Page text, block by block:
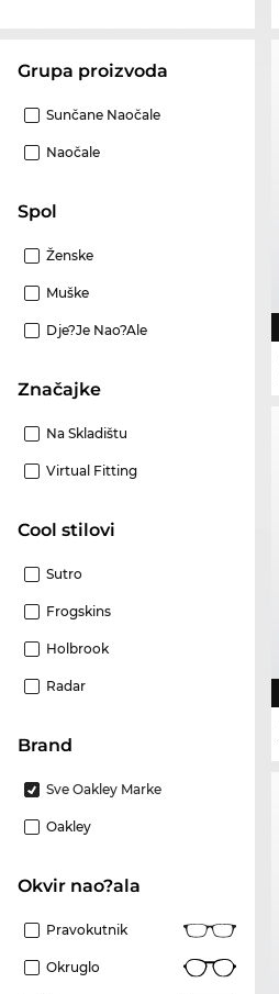
Grupa proizvoda
Sunčane Naočale
Naočale
Spol
Ženske
Muške
Dje?je Nao?ale
Značajke
Na Skladištu
Virtual Fitting
Cool stilovi
Sutro
Frogskins
Holbrook
Radar
brand
Sve Oakley Marke
Oakley
Okvir nao?ala
Pravokutnik
Okruglo